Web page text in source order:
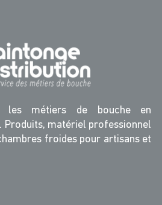
les métiers de bouche en
Produits, matériel professionnel
froides pour artisans et